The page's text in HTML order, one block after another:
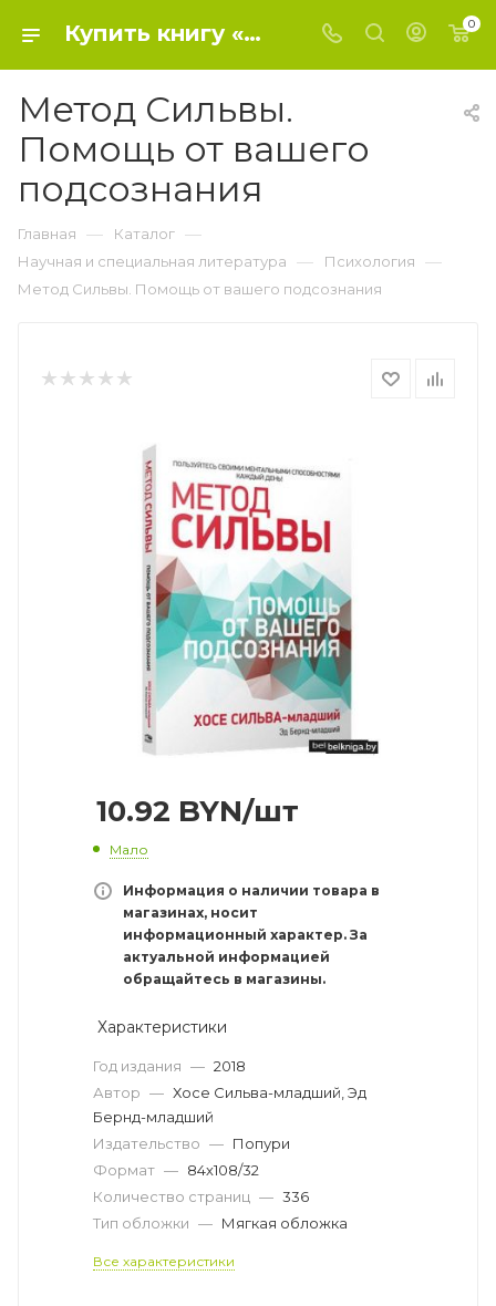
Купить книгу «Метод Сильвы. Помощь от вашего подсознания» 2018, Хосе Сильва-младший, Эд Бернд-младший - Психология 0
Метод Сильвы.
Помощь от вашего
подсознания
Главная — Каталог —
Научная и специальная литература — Психология —
Метод Сильвы. Помощь от вашего подсознания
10.92 BYN/шт
Мало
Информация о наличии товара в
магазинах, носит
информационный характер. За
актуальной информацией
обращайтесь в магазины.
Характеристики
Год издания — 2018
Автор — Хосе Сильва-младший, Эд
Бернд-младший
Издательство — Попури
Формат — 84х108/32
Количество страниц — 336
Тип обложки — Мягкая обложка
Все характеристики